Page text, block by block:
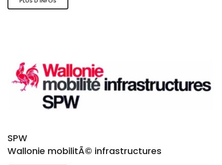
SPW
Wallonie mobilitÃ© infrastructures